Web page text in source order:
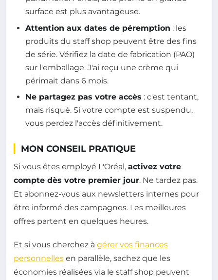
surface est plus avantageuse.
Attention aux dates de péremption : les
produits du staff shop peuvent être des fins
de série. Vérifiez la date de fabrication (PAO)
sur l'emballage. J'ai reçu une crème qui
périmait dans 6 mois.
Ne partagez pas votre accès : c'est tentant,
mais risqué. Si votre compte est suspendu,
vous perdez l'accès définitivement.
MON CONSEIL PRATIQUE
Si vous êtes employé L'Oréal, activez votre
compte dès votre premier jour. Ne tardez pas.
Et abonnez-vous aux newsletters internes pour
être informé des campagnes. Les meilleures
offres partent en quelques heures.
Et si vous cherchez à gérer vos finances
personnelles en parallèle, sachez que les
économies réalisées via le staff shop peuvent